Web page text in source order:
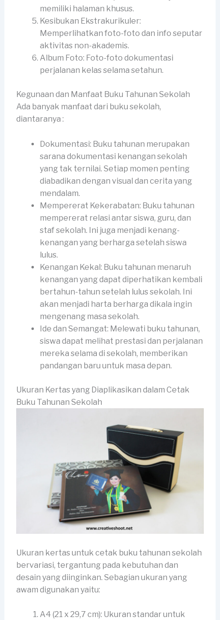
memiliki halaman khusus.
Kesibukan Ekstrakurikuler:
Memperlihatkan foto-foto dan info seputar
aktivitas non-akademis.
Album Foto: Foto-foto dokumentasi
perjalanan kelas selama setahun.
Kegunaan dan Manfaat Buku Tahunan Sekolah
Ada banyak manfaat dari buku sekolah,
diantaranya :
Dokumentasi: Buku tahunan merupakan
sarana dokumentasi kenangan sekolah
yang tak ternilai. Setiap momen penting
diabadikan dengan visual dan cerita yang
mendalam.
Mempererat Kekerabatan: Buku tahunan
mempererat relasi antar siswa, guru, dan
staf sekolah. Ini juga menjadi kenang-
kenangan yang berharga setelah siswa
lulus.
Kenangan Kekal: Buku tahunan menaruh
kenangan yang dapat diperhatikan kembali
bertahun-tahun setelah lulus sekolah. Ini
akan menjadi harta berharga dikala ingin
mengenang masa sekolah.
Ide dan Semangat: Melewati buku tahunan,
siswa dapat melihat prestasi dan perjalanan
mereka selama di sekolah, memberikan
pandangan baru untuk masa depan.
Ukuran Kertas yang Diaplikasikan dalam Cetak
Buku Tahunan Sekolah
Ukuran kertas untuk cetak buku tahunan sekolah
bervariasi, tergantung pada kebutuhan dan
desain yang diinginkan. Sebagian ukuran yang
awam digunakan yaitu:
A4 (21 x 29,7 cm): Ukuran standar untuk